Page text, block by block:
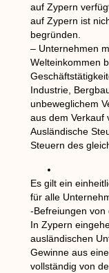
auf Zypern
auf Zypern ist
begründen.
– Unternehmen
Welteinkommen
Industrie,
unbeweglichem
aus dem Verkauf
Ausländische
Steuern des
Es gilt ein
für alle
-Befreiungen von
In Zypern
ausländischen
Gewinne aus
vollständig von